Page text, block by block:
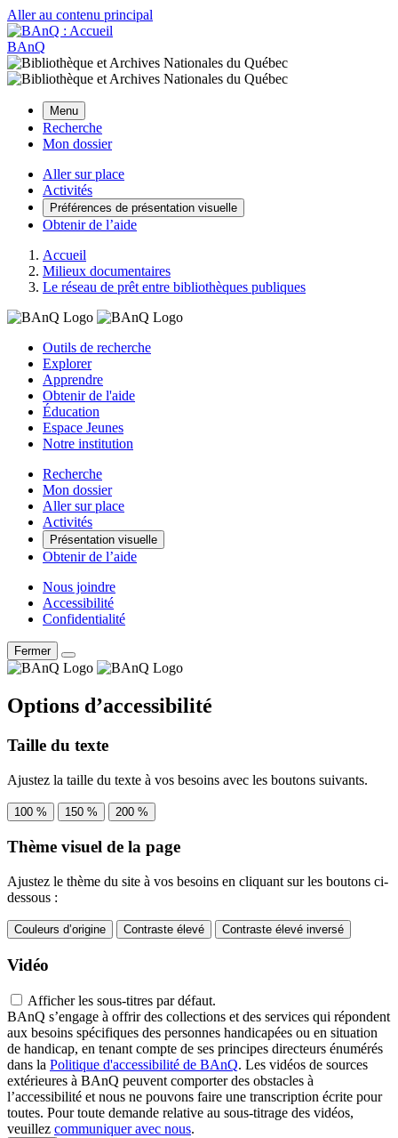
Aller au contenu principal
BAnQ
Menu
Recherche
Mon dossier
Aller sur place
Activités
Préférences de présentation visuelle
Obtenir de l’aide
Accueil
Milieux documentaires
Le réseau de prêt entre bibliothèques publiques
Outils de recherche
Explorer
Apprendre
Obtenir de l'aide
Éducation
Espace Jeunes
Notre institution
Recherche
Mon dossier
Aller sur place
Activités
Présentation visuelle
Obtenir de l’aide
Nous joindre
Accessibilité
Confidentialité
Fermer
Options d’accessibilité
Taille du texte
Ajustez la taille du texte à vos besoins avec les boutons suivants.
100 % 150 % 200 %
Thème visuel de la page
Ajustez le thème du site à vos besoins en cliquant sur les boutons ci-
dessous :
Couleurs d’origine Contraste élevé Contraste élevé inversé
Vidéo
Afficher les sous-titres par défaut.
BAnQ s’engage à offrir des collections et des services qui répondent
aux besoins spécifiques des personnes handicapées ou en situation
de handicap, en tenant compte de ses principes directeurs énumérés
dans la Politique d'accessibilité de BAnQ. Les vidéos de sources
extérieures à BAnQ peuvent comporter des obstacles à
l’accessibilité et nous ne pouvons faire une transcription écrite pour
toutes. Pour toute demande relative au sous-titrage des vidéos,
veuillez communiquer avec nous.